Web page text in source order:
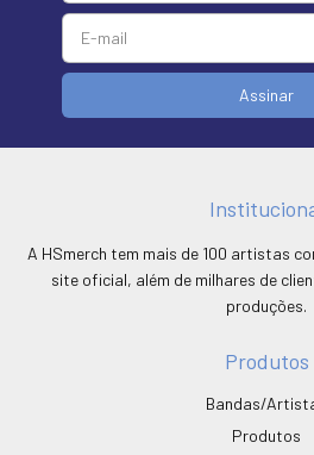
A HSmerch tem mais de 100 artistas
site oficial, além de milhares de
produções.
Produtos
Bandas/
Produtos